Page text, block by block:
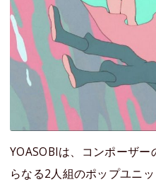
YOASOBIは、コンポーザー
らなる2人組のポップユニ